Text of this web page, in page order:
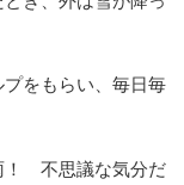
をもらい、毎日毎
！ 不思議な気分だ